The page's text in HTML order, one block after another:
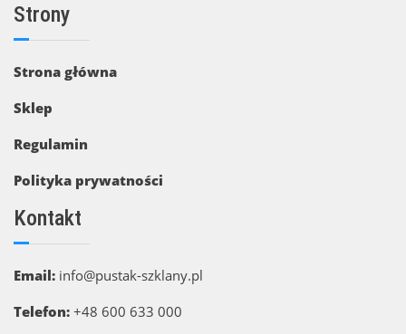
Strony
Strona główna
Sklep
Regulamin
Polityka prywatności
Kontakt
Email: info@pustak-szklany.pl
Telefon: +48 600 633 000